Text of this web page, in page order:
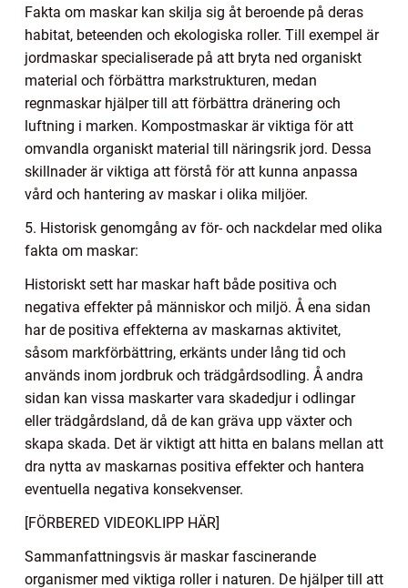
Fakta om maskar kan skilja sig åt beroende på deras
habitat, beteenden och ekologiska roller. Till exempel är
jordmaskar specialiserade på att bryta ned organiskt
material och förbättra markstrukturen, medan
regnmaskar hjälper till att förbättra dränering och
luftning i marken. Kompostmaskar är viktiga för att
omvandla organiskt material till näringsrik jord. Dessa
skillnader är viktiga att förstå för att kunna anpassa
vård och hantering av maskar i olika miljöer.
5. Historisk genomgång av för- och nackdelar med olika
fakta om maskar:
Historiskt sett har maskar haft både positiva och
negativa effekter på människor och miljö. Å ena sidan
har de positiva effekterna av maskarnas aktivitet,
såsom markförbättring, erkänts under lång tid och
används inom jordbruk och trädgårdsodling. Å andra
sidan kan vissa maskarter vara skadedjur i odlingar
eller trädgårdsland, då de kan gräva upp växter och
skapa skada. Det är viktigt att hitta en balans mellan att
dra nytta av maskarnas positiva effekter och hantera
eventuella negativa konsekvenser.
[FÖRBERED VIDEOKLIPP HÄR]
Sammanfattningsvis är maskar fascinerande
organismer med viktiga roller i naturen. De hjälper till att